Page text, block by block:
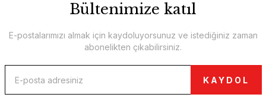
Bültenimize katıl
E-postalarımızı almak için kaydoluyorsunuz ve istediğiniz zaman
abonelikten çıkabilirsiniz.
KAYDOL